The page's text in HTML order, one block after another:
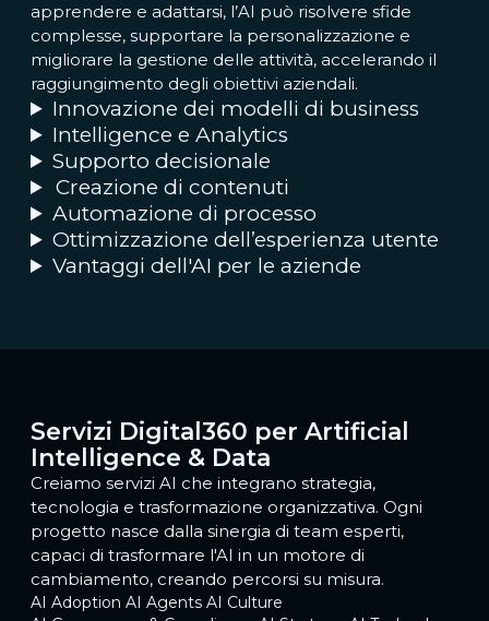
apprendere e adattarsi, l’AI può risolvere sfide
complesse, supportare la personalizzazione e
migliorare la gestione delle attività, accelerando il
raggiungimento degli obiettivi aziendali.
Innovazione dei modelli di business
Intelligence e Analytics
Supporto decisionale
Creazione di contenuti
Automazione di processo
Ottimizzazione dell’esperienza utente
Vantaggi dell'AI per le aziende
Servizi Digital360 per Artificial
Intelligence & Data
Creiamo servizi AI che integrano strategia,
tecnologia e trasformazione organizzativa. Ogni
progetto nasce dalla sinergia di team esperti,
capaci di trasformare l'AI in un motore di
cambiamento, creando percorsi su misura.
AI Adoption AI Agents AI Culture